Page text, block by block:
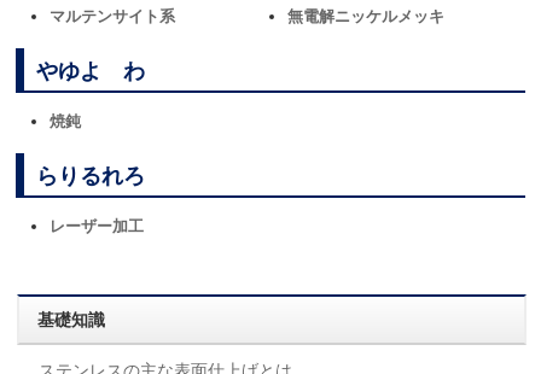
マルテンサイト系 無電解ニッケルメッキ
やゆよ わ
焼鈍
らりるれろ
レーザー加工
基礎知識